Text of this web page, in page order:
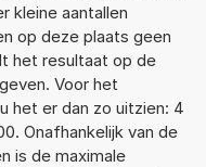
kleine aantallen
op deze plaats geen
het resultaat op de
Voor het
het er dan zo uitzien: 4
Onafhankelijk van de
is de maximale